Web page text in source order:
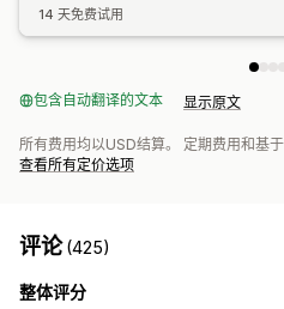
14 天免费试用
包含自动翻译的文本 显示原文
所有费用均以USD结算。 定期费用和基
查看所有定价选项
评论(425)
整体评分